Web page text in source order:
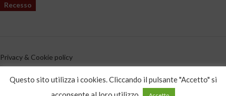
Recesso
Privacy & Cookie policy
CATEGORIE PRODOTTO
Questo sito utilizza i cookies. Cliccando il pulsante "Accetto" si